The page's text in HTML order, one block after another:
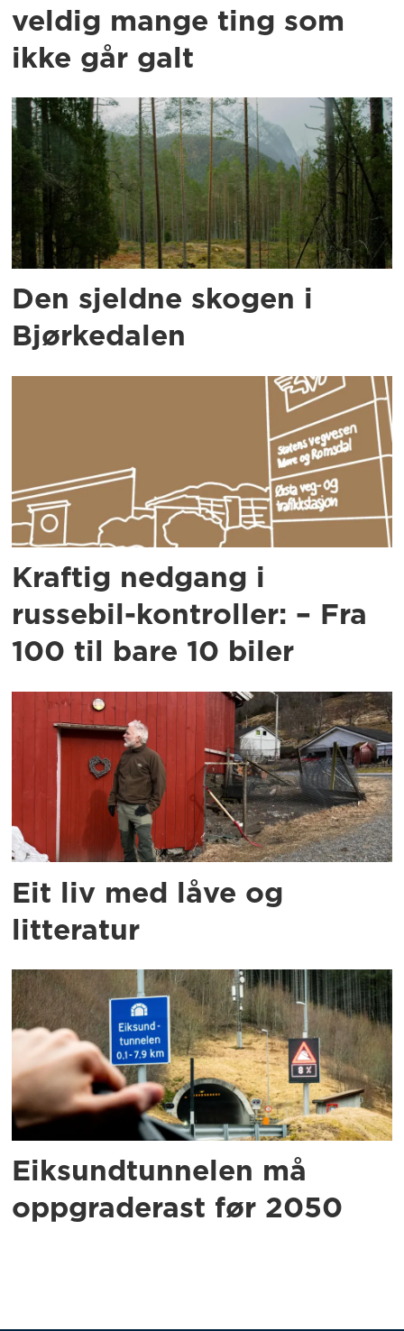
veldig mange ting som
ikke går galt
Den sjeldne skogen i
Bjørkedalen
Kraftig nedgang i
russebil-kontroller: – Fra
100 til bare 10 biler
Eit liv med låve og
litteratur
Eiksundtunnelen må
oppgraderast før 2050